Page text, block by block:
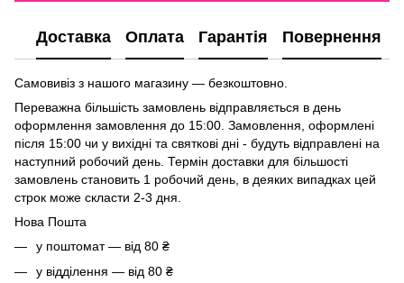
Доставка Оплата Гарантія Повернення
Самовивіз з нашого магазину — безкоштовно.
Переважна більшість замовлень відправляється в день
оформлення замовлення до 15:00. Замовлення, оформлені
після 15:00 чи у вихідні та святкові дні - будуть відправлені на
наступний робочий день. Термін доставки для більшості
замовлень становить 1 робочий день, в деяких випадках цей
строк може скласти 2-3 дня.
Нова Пошта
у поштомат — від 80 ₴
у відділення — від 80 ₴